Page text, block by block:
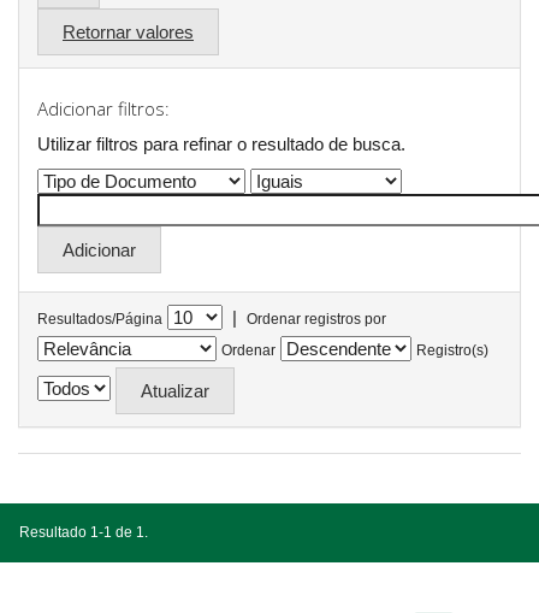
Retornar valores
Adicionar filtros:
Utilizar filtros para refinar o resultado de busca.
Resultados/Página |
Ordenar registros por
Ordenar
Registro(s)
Resultado 1-1 de 1.